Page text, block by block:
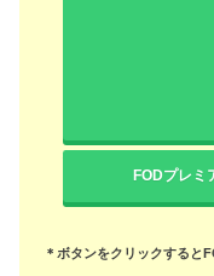
1 「監察医朝顔
1.2 異常のない